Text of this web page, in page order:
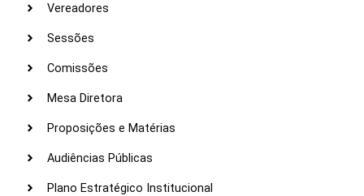
Vereadores
Sessões
Comissões
Mesa Diretora
Proposições e Matérias
Audiências Públicas
Plano Estratégico Institucional